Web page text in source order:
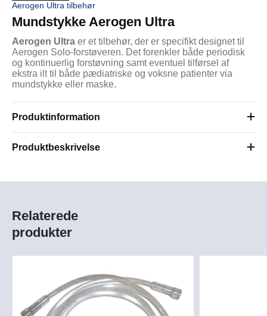
Aerogen Ultra tilbehør
Mundstykke Aerogen Ultra
Aerogen Ultra er et tilbehør, der er specifikt designet til
Aerogen Solo-forstøveren. Det forenkler både periodisk
og kontinuerlig forstøvning samt eventuel tilførsel af
ekstra ilt til både pædiatriske og voksne patienter via
mundstykke eller maske.
Produktinformation
Produktbeskrivelse
Relaterede
produkter